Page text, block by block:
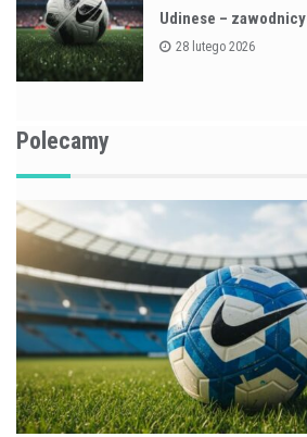
Udinese – zawodnicy
28 lutego 2026
Polecamy